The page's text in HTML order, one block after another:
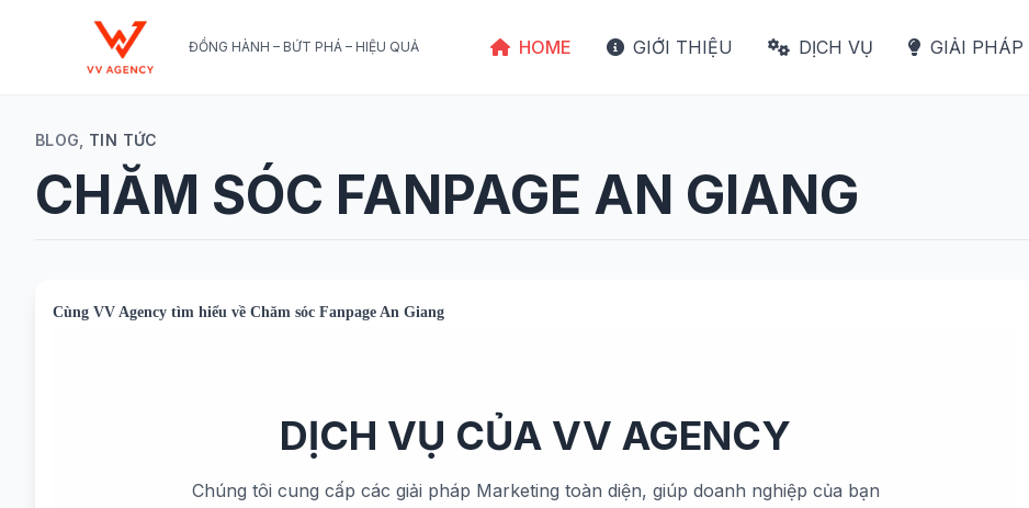
ĐỒNG HÀNH – BỨT PHÁ – HIỆU QUẢ HOME GIỚI THIỆU DỊCH VỤ GIẢI PHÁP
BLOG, TIN TỨC
CHĂM SÓC FANPAGE AN GIANG
Cùng VV Agency tìm hiểu về Chăm sóc Fanpage An Giang
DỊCH VỤ CỦA VV AGENCY
Chúng tôi cung cấp các giải pháp Marketing toàn diện, giúp doanh nghiệp của bạn